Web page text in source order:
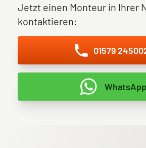
Jetzt einen Monteur in Ihrer
kontaktieren:
01579
WhatsApp